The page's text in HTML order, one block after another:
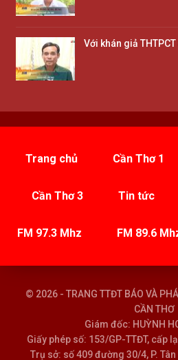
Với khán giả
Trang chủ Cần Thơ 1
Cần Thơ 3 Tin tức
FM 97.3 Mhz FM 89.6
© 2026 - TRANG TTĐT BÁO VÀ
CẦN THƠ
Giám đốc: HUỲNH
Giấy phép số: 153/GP-TTĐT, cấp
Trụ sở: số 409 đường 30/4, P.